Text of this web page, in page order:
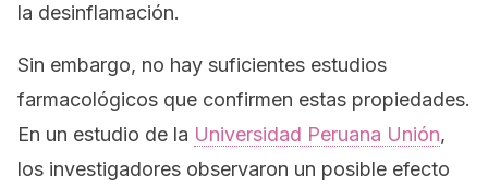
la desinflamación.
Sin embargo, no hay suficientes estudios
farmacológicos que confirmen estas propiedades.
En un estudio de la Universidad Peruana Unión,
los investigadores observaron un posible efecto